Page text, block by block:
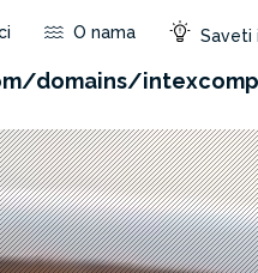
domains/
O nama Saveti